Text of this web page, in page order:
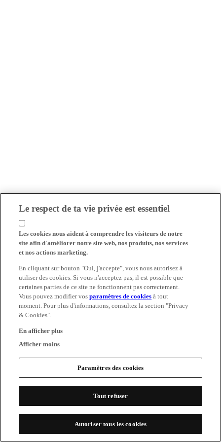
Le respect de ta vie privée est essentiel
Les cookies nous aident à comprendre les visiteurs de notre
site afin d'améliorer notre site web, nos produits, nos services
et nos actions marketing.
En cliquant sur bouton "Oui, j'accepte", vous nous autorisez à
utiliser des cookies. Si vous n'acceptez pas, il est possible que
certaines parties de ce site ne fonctionnent pas correctement.
Vous pouvez modifier vosparamètres de cookies à tout
moment. Pour plus d'informations, consultez la section "Privacy
& Cookies".
En afficher plus
Afficher moins
Paramètres des cookies
Tout refuser
Autoriser tous les cookies